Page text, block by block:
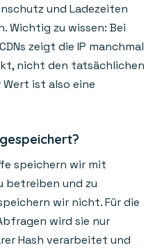
und Ladezeiten
Wichtig zu wissen: Bei
zeigt die IP manchmal
nicht den tatsächlichen
Wert ist also eine
speichern wir mit
betreiben und zu
wir nicht. Für die
wird sie nur
Hash verarbeitet und